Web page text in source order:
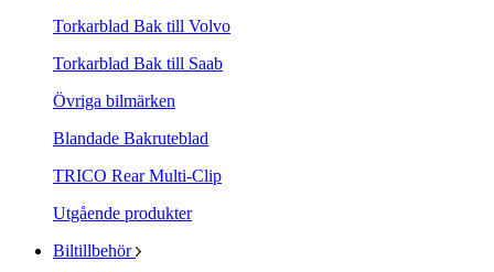
Torkarblad Bak till Volvo
Torkarblad Bak till Saab
Övriga bilmärken
Blandade Bakruteblad
TRICO Rear Multi-Clip
Utgående produkter
Biltillbehör